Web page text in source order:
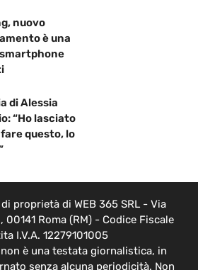
nuovo
è una
di Alessia
“Ho lasciato
questo, lo
proprietà di WEB 365 SRL - Via
00141 Roma (RM) - Codice Fiscale
I.V.A. 12279101005
è una testata giornalistica, in
senza alcuna periodicità. Non